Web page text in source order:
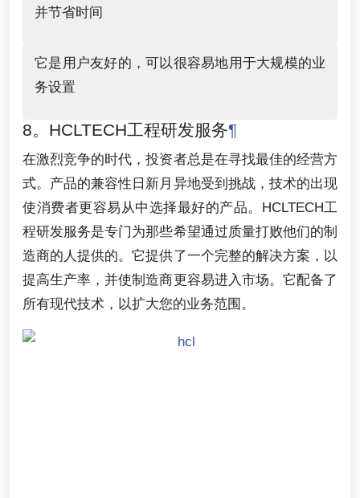
并节省时间
它是用户友好的，可以很容易地用于大规模的业
务设置
8。HCLTECH工程研发服务¶
在激烈竞争的时代，投资者总是在寻找最佳的经营方
式。产品的兼容性日新月异地受到挑战，技术的出现
使消费者更容易从中选择最好的产品。HCLTECH工
程研发服务是专门为那些希望通过质量打败他们的制
造商的人提供的。它提供了一个完整的解决方案，以
提高生产率，并使制造商更容易进入市场。它配备了
所有现代技术，以扩大您的业务范围。